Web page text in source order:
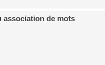
association de mots